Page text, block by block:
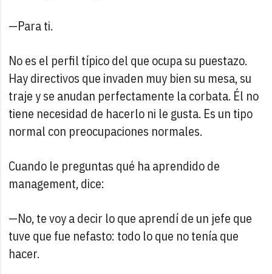
—Para ti.
No es el perfil típico del que ocupa su puestazo.
Hay directivos que invaden muy bien su mesa, su
traje y se anudan perfectamente la corbata. Él no
tiene necesidad de hacerlo ni le gusta. Es un tipo
normal con preocupaciones normales.
Cuando le preguntas qué ha aprendido de
management, dice:
—No, te voy a decir lo que aprendí de un jefe que
tuve que fue nefasto: todo lo que no tenía que
hacer.